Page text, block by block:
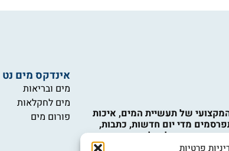
פרטיות
של תעשיית המים, איכות
מדי יום חדשות, כתבות,
מהארץ ומהעולם, לצד סיקור תחומי
קולחין, השקיה, איכות המים,
אינדקס מים נט
מים ובריאות
מים לחקלאות
פורום מים